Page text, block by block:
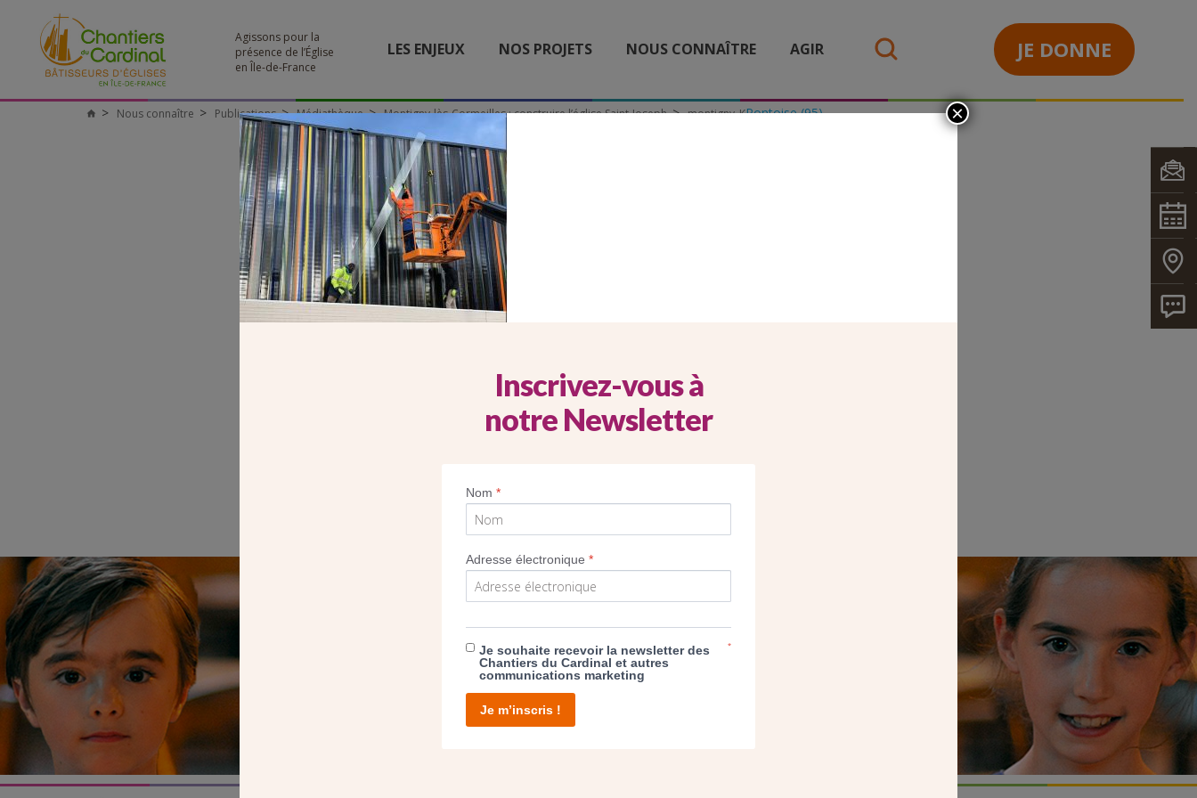
Agissons pour la
présence de l’Église
en Île-de-France
LES ENJEUX NOS PROJETS NOUS CONNAÎTRE AGIR JE DONNE
Chantiers
Nous connaître Publications Médiathèque Pontoise (95)
Montigny-lès-Cormeilles : construire l’église Saint-Joseph montigny_K
MONTIGNY_K
SEUL VOTRE DON
NOUS PERMET D’AGIR
Inscrivez-vous à
notre Newsletter
Nom*
Adresse électronique*
Je souhaite recevoir la newsletter des
Chantiers du Cardinal et autres
communications marketing
*
Je m’inscris !
×